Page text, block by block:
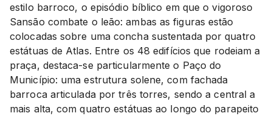
estilo barroco, o episódio bíblico em que o vigoroso
Sansão combate o leão: ambas as figuras estão
colocadas sobre uma concha sustentada por quatro
estátuas de Atlas. Entre os 48 edifícios que rodeiam a
praça, destaca-se particularmente o Paço do
Município: uma estrutura solene, com fachada
barroca articulada por três torres, sendo a central a
mais alta, com quatro estátuas ao longo do parapeito